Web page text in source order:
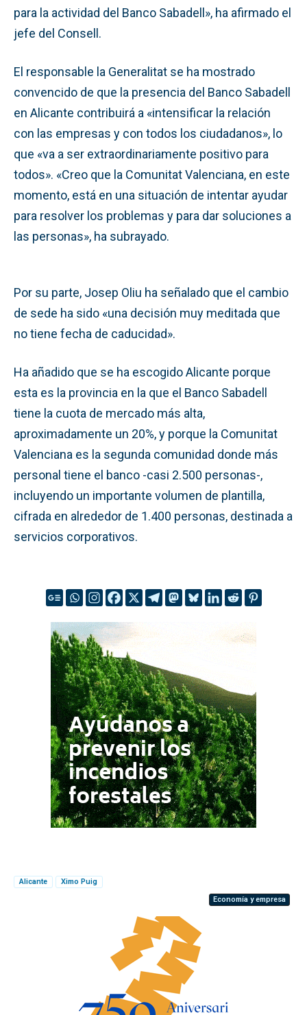
para la actividad del Banco Sabadell», ha afirmado el
jefe del Consell.
El responsable la Generalitat se ha mostrado
convencido de que la presencia del Banco Sabadell
en Alicante contribuirá a «intensificar la relación
con las empresas y con todos los ciudadanos», lo
que «va a ser extraordinariamente positivo para
todos». «Creo que la Comunitat Valenciana, en este
momento, está en una situación de intentar ayudar
para resolver los problemas y para dar soluciones a
las personas», ha subrayado.
Por su parte, Josep Oliu ha señalado que el cambio
de sede ha sido «una decisión muy meditada que
no tiene fecha de caducidad».
Ha añadido que se ha escogido Alicante porque
esta es la provincia en la que el Banco Sabadell
tiene la cuota de mercado más alta,
aproximadamente un 20%, y porque la Comunitat
Valenciana es la segunda comunidad donde más
personal tiene el banco -casi 2.500 personas-,
incluyendo un importante volumen de plantilla,
cifrada en alrededor de 1.400 personas, destinada a
servicios corporativos.
Alicante
Ximo Puig
Economía y empresa